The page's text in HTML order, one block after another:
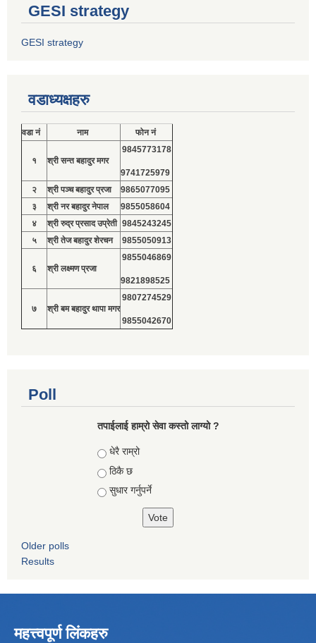
GESI strategy
GESI strategy
वडाध्यक्षहरु
वडा नं नाम फोन नं
१ श्री सन्त बहादुर मगर
9845773178
9741725979
२
श्री पञ्च बहादुर प्रजा
9865077095
३
श्री नर बहादुर नेपाल
9855058604
४
श्री रुद्र प्रसाद उप्रेती 9845243245
५
श्री तेज बहादुर शेरचन 9855050913
६ श्री लक्ष्मण प्रजा
9855046869
9821898525
७ श्री बम बहादुर थापा मगर
9807274529
9855042670
Poll
तपाईलाई हाम्रो सेवा कस्तो लाग्यो ?
Choices
धेरै राम्रो
ठिकै छ
सुधार गर्नुपर्ने
Older polls
Results
महत्त्वपूर्ण लिंकहरु